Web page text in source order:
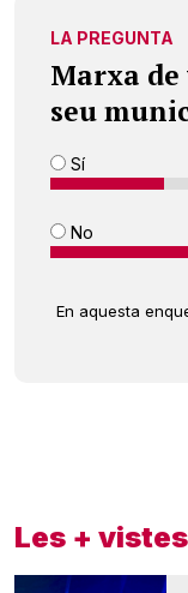
LA PREGUNTA
Marxa de
seu
Sí
No
En aquesta
Les + vistes